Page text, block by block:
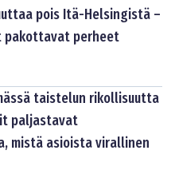
pois Itä-Helsingistä –
pakottavat perheet
taistelun rikollisuutta
paljastavat
mistä asioista virallinen